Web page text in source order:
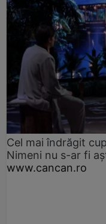
Cel mai îndrăgit
Nimeni nu s-ar fi
www.cancan.ro